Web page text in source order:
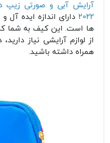
2022 دارای اندازه ایده
ها است. این کیف به شما
از لوازم آرایشی نیاز
همراه داشته باشید.